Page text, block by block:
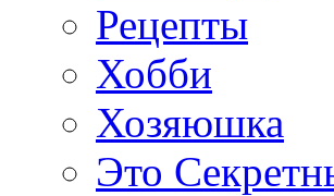
Рецепты
Хобби
Хозяюшка
Это